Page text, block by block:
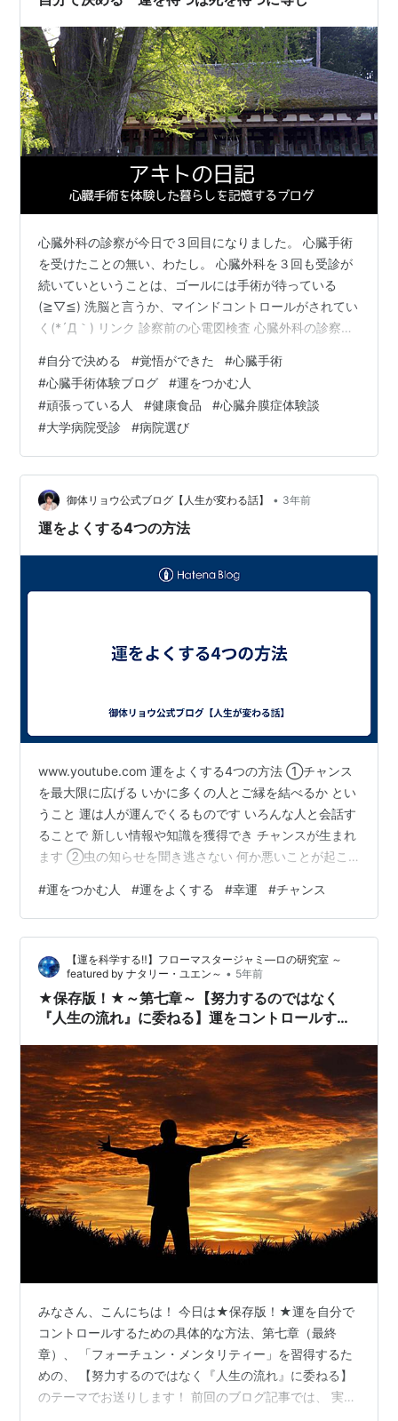
心臓外科の診察が今日で３回目になりました。 心臓手術
を受けたことの無い、わたし。 心臓外科を３回も受診が
続いていということは、ゴールには手術が待っている
(≧▽≦) 洗脳と言うか、マインドコントロールがされてい
く(*´Д｀) リンク 診察前の心電図検査 心臓外科の診察に
(-。-)y-゜゜゜ 今日は心電図検査のみです。 循環器内科
を受診していた頃は、血液検査、心電図検査、胸のレン
トゲン検査、心臓超音波検査検査を、診察のたびに２～
３の検査をランダムに検査していたような気がします。
前回受診してから３ヶ月が経過しています。検査の項目
が少ないとちょっと心配です。…
#自分で決める #覚悟ができた #心臓手術
#心臓手術体験ブログ #運をつかむ人
#頑張っている人 #健康食品 #心臓弁膜症体験談
#大学病院受診 #病院選び
御体リョウ公式ブログ【人生が変わる話】 • 3年前
運をよくする4つの方法
www.youtube.com 運をよくする4つの方法 ①チャンス
を最大限に広げる いかに多くの人とご縁を結べるか とい
うこと 運は人が運んでくるものです いろんな人と会話す
ることで 新しい情報や知識を獲得でき チャンスが生まれ
ます ②虫の知らせを聞き逃さない 何か悪いことが起こ
ワザワした感じ、しっくりこない感じ） 実は 私たちは悪
いことが起こる前に ちゃんと察知しています それにもか
かわらず 「気のせいだろう」と片付けたり 理性を重視し
て抑えつけてしまうと 必ずよくないことが起こる また、
チャンスや運がきたときに それを逃さないということ…
#運をつかむ人 #運をよくする #幸運 #チャンス
【運を科学する‼】フローマスタージャミ―ロの研究室 ～
featured by ナタリー・ユエン～ • 5年前
★保存版！★～第七章～【努力するのではなく
『人生の流れ』に委ねる】運をコントロールする
みなさん、こんにちは！ 今日は★保存版！★運を自分で
コントロールするための具体的な方法、第七章（最終
章）、 「フォーチュン・メンタリティー」を習得するた
めの、 【努力するのではなく『人生の流れ』に委ねる】
のテーマでお送りします！ 前回のブログ記事では、 実際